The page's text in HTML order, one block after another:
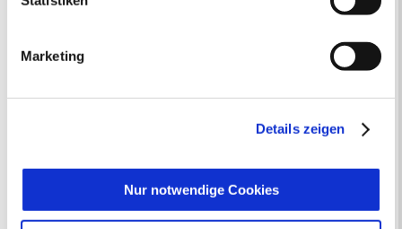
gespeichert werden, von wem sie gesetzt wurden und
„Details anzeigen“ erfahren oder der
getroffene Auswahl der gewünschten Cookies kann
jederzeit mit Wirkung für die Zukunft angepasst oder
Marketing
Details zeigen
Nur notwendige Cookies
Museen zu entdecken, darunter das
Ikonen-Museum und die